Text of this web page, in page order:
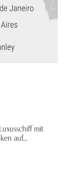
mit
auf...